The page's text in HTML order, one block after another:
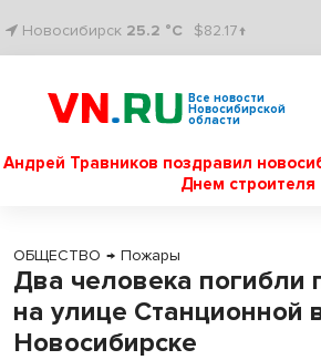
Новосибирск 25.2 °C $82.17↑
Все новости
Новосибирской
области
Андрей Травников поздравил
Днем строителя
ОБЩЕСТВО → Пожары
Два человека погибли
на улице Станционной
Новосибирске